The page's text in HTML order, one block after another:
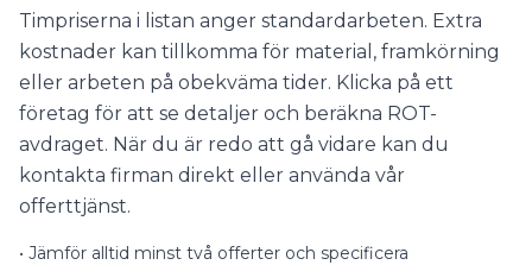
Timpriserna i listan anger standardarbeten. Extra
kostnader kan tillkomma för material, framkörning
eller arbeten på obekväma tider. Klicka på ett
företag för att se detaljer och beräkna ROT-
avdraget. När du är redo att gå vidare kan du
kontakta firman direkt eller använda vår
offerttjänst.
• Jämför alltid minst två offerter och specificera